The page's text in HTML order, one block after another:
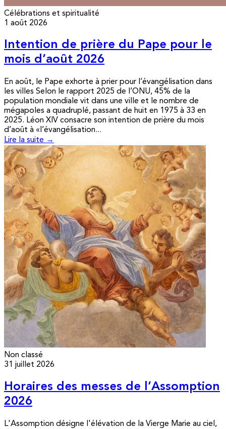
Célébrations et spiritualité
1 août 2026
Intention de prière du Pape pour le
mois d’août 2026
En août, le Pape exhorte à prier pour l’évangélisation dans
les villes Selon le rapport 2025 de l’ONU, 45% de la
population mondiale vit dans une ville et le nombre de
mégapoles a quadruplé, passant de huit en 1975 à 33 en
2025. Léon XIV consacre son intention de prière du mois
d’août à «l’évangélisation...
Lire la suite →
Non classé
31 juillet 2026
Horaires des messes de l’Assomption
2026
L'Assomption désigne l'élévation de la Vierge Marie au ciel,